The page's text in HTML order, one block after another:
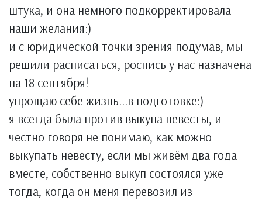
штука, и она немного подкорректировала
наши желания:)
и с юридической точки зрения подумав, мы
решили расписаться, роспись у нас назначена
на 18 сентября!
упрощаю себе жизнь...в подготовке:)
я всегда была против выкупа невесты, и
честно говоря не понимаю, как можно
выкупать невесту, если мы живём два года
вместе, собственно выкуп состоялся уже
тогда, когда он меня перевозил из